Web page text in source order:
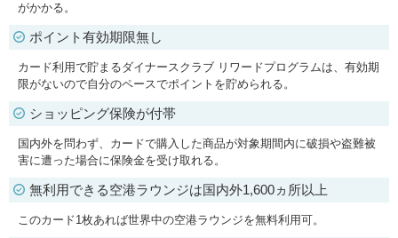
がかかる。
ポイント有効期限無し
カード利用で貯まるダイナースクラブ リワードプログラムは、有効期
限がないので自分のペースでポイントを貯められる。
ショッピング保険が付帯
国内外を問わず、カードで購入した商品が対象期間内に破損や盗難被
害に遭った場合に保険金を受け取れる。
無利用できる空港ラウンジは国内外1,600ヵ所以上
このカード1枚あれば世界中の空港ラウンジを無料利用可。